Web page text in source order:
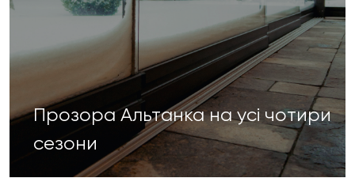
Прозора Альтанка на усі чотири
сезони